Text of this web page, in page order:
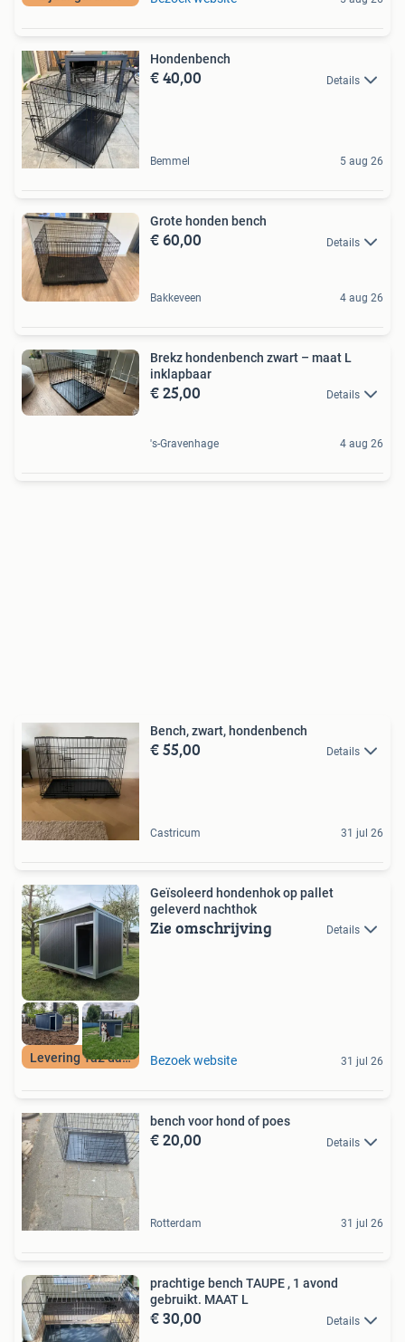
Hondenbench
€ 40,00 Details
Bemmel 5 aug 26
Grote honden bench
€ 60,00 Details
Bakkeveen 4 aug 26
Brekz hondenbench zwart – maat L
inklapbaar
€ 25,00 Details
's-Gravenhage 4 aug 26
Bench, zwart, hondenbench
€ 55,00 Details
Castricum 31 jul 26
Levering 1a2 dagen
Geïsoleerd hondenhok op pallet
geleverd nachthok
Zie omschrijving Details
Bezoek website 31 jul 26
bench voor hond of poes
€ 20,00 Details
Rotterdam 31 jul 26
prachtige bench TAUPE , 1 avond
gebruikt. MAAT L
€ 30,00 Details